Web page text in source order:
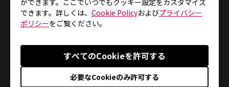
できます。詳しくは、 Cookie Policyおよびプライバシー
ポリシーをご覧ください。
必要なCookieのみ許可する
すべてのCookieを許可する
に最大3つのプロファイルを保存することができ、ボ
タンを1回押すだけで設定を切り替えることができま
す。 これによって、プレイヤーはモニターの表示設定
を簡単に確認することができます。